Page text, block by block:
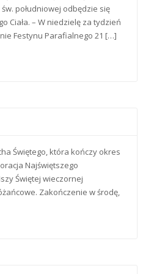
południowej odbędzie się
Ciała. – W niedzielę za tydzień
Festynu Parafialnego 21 […]
Świętego, która kończy okres
Najświętszego
Świętej wieczornej
Zakończenie w środę,